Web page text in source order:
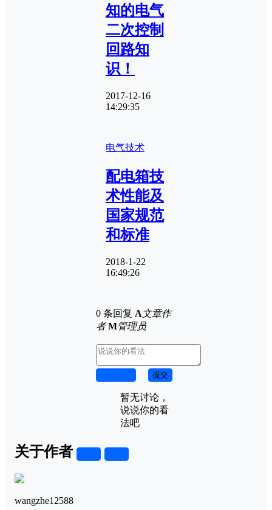
知的电气
二次控制
回路知
识！
2017-12-16
14:29:35
电气技术
配电箱技
术性能及
国家规范
和标准
2018-1-22
16:49:26
0 条回复 A文章作
者 M管理员
提交
暂无讨论，
说说你的看
法吧
关于作者
wangzhe12588